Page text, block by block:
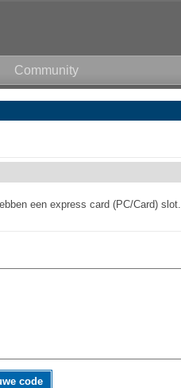
Community
een express card (PC/Card) slot.
code